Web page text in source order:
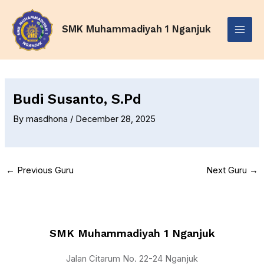
content
SMK Muhammadiyah 1 Nganjuk
Menu
Budi Susanto, S.Pd
Bymasdhona / December 28, 2025
navigation
← Previous Guru Next Guru →
SMK Muhammadiyah 1 Nganjuk
Jalan Citarum No. 22-24 Nganjuk